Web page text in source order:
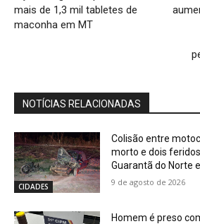
mais de 1,3 mil tabletes de
maconha em MT
NOTÍCIAS RELACIONADAS
CIDADES
Colisão entre
morto e dois
Guarantã do Norte
9 de agosto de 2026
Homem é preso